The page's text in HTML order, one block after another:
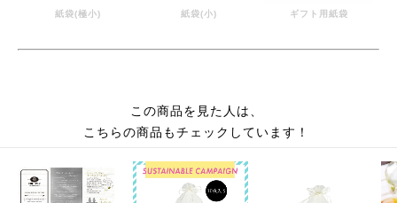
紙袋(極小) 紙袋(小) ギフト用紙袋
この商品を見た人は、
こちらの商品もチェックしています！